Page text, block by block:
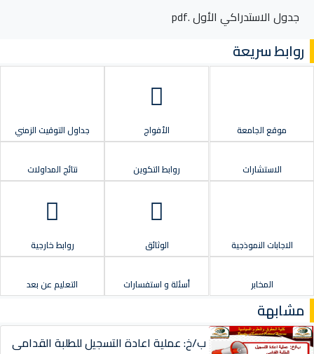
جدول الاستدراكي الأول .pdf
روابط سريعة
موقع الجامعة الأفواج جداول التوقيت الزمني
الاستشارات روابط التكوين نتائج المداولات
الاجابات النموذجية الوثائق روابط خارجية
المخابر أسئلة و استفسارات التعليم عن بعد
مشابهة
ب/خ: عملية اعادة التسجيل للطلبة القدامى